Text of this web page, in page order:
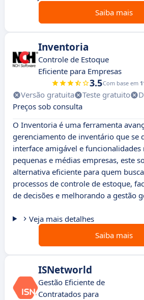
Saiba mais
Inventoria
Controle de Estoque
Eficiente para Empresas
3.5Com base em
Versão gratuita Teste gratuito
Preços sob consulta
O Inventoria é uma ferramenta
gerenciamento de inventário que se
interface amigável e
pequenas e médias empresas, este
alternativa eficiente para quem
processos de controle de estoque,
de decisões e melhorando a gestão
Veja mais detalhes
Saiba mais
ISNetworld
Gestão Eficiente de
Contratados para